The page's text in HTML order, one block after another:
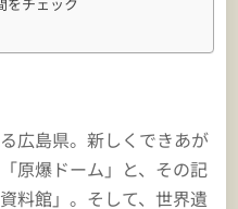
広島県。新しくできあが
原爆ドーム」と、その記
料館」。そして、世界遺